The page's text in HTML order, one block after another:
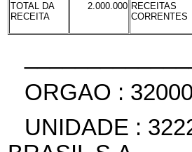
TOTAL DA
RECEITA
2.000.000 RECEITAS
CORRENTES
ORGAO :
UNIDADE :